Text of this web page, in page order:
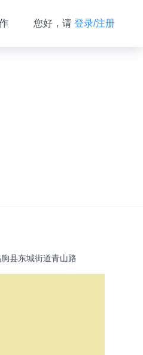
您好，请 登录/注册
县东城街道青山路